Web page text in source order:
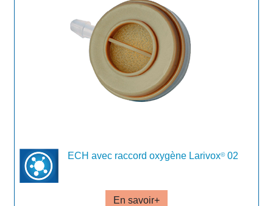
ECH avec raccord oxygène Larivox©02
En savoir+